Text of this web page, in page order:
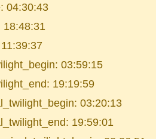
04:30:43
18:48:31
03:59:15
19:19:59
03:20:13
19:59:01